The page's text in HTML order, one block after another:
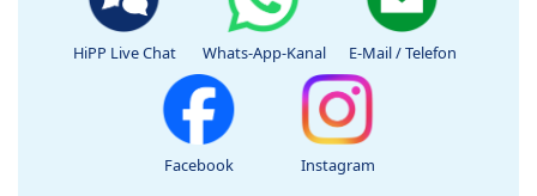
HiPP Live Chat Whats-App-Kanal E-Mail / Telefon
Facebook Instagram